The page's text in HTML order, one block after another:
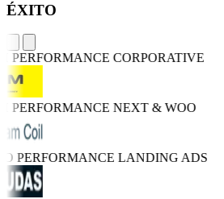
ÉXITO
PERFORMANCECORPORATIVE
PERFORMANCENEXT & WOO
PERFORMANCELANDING ADS